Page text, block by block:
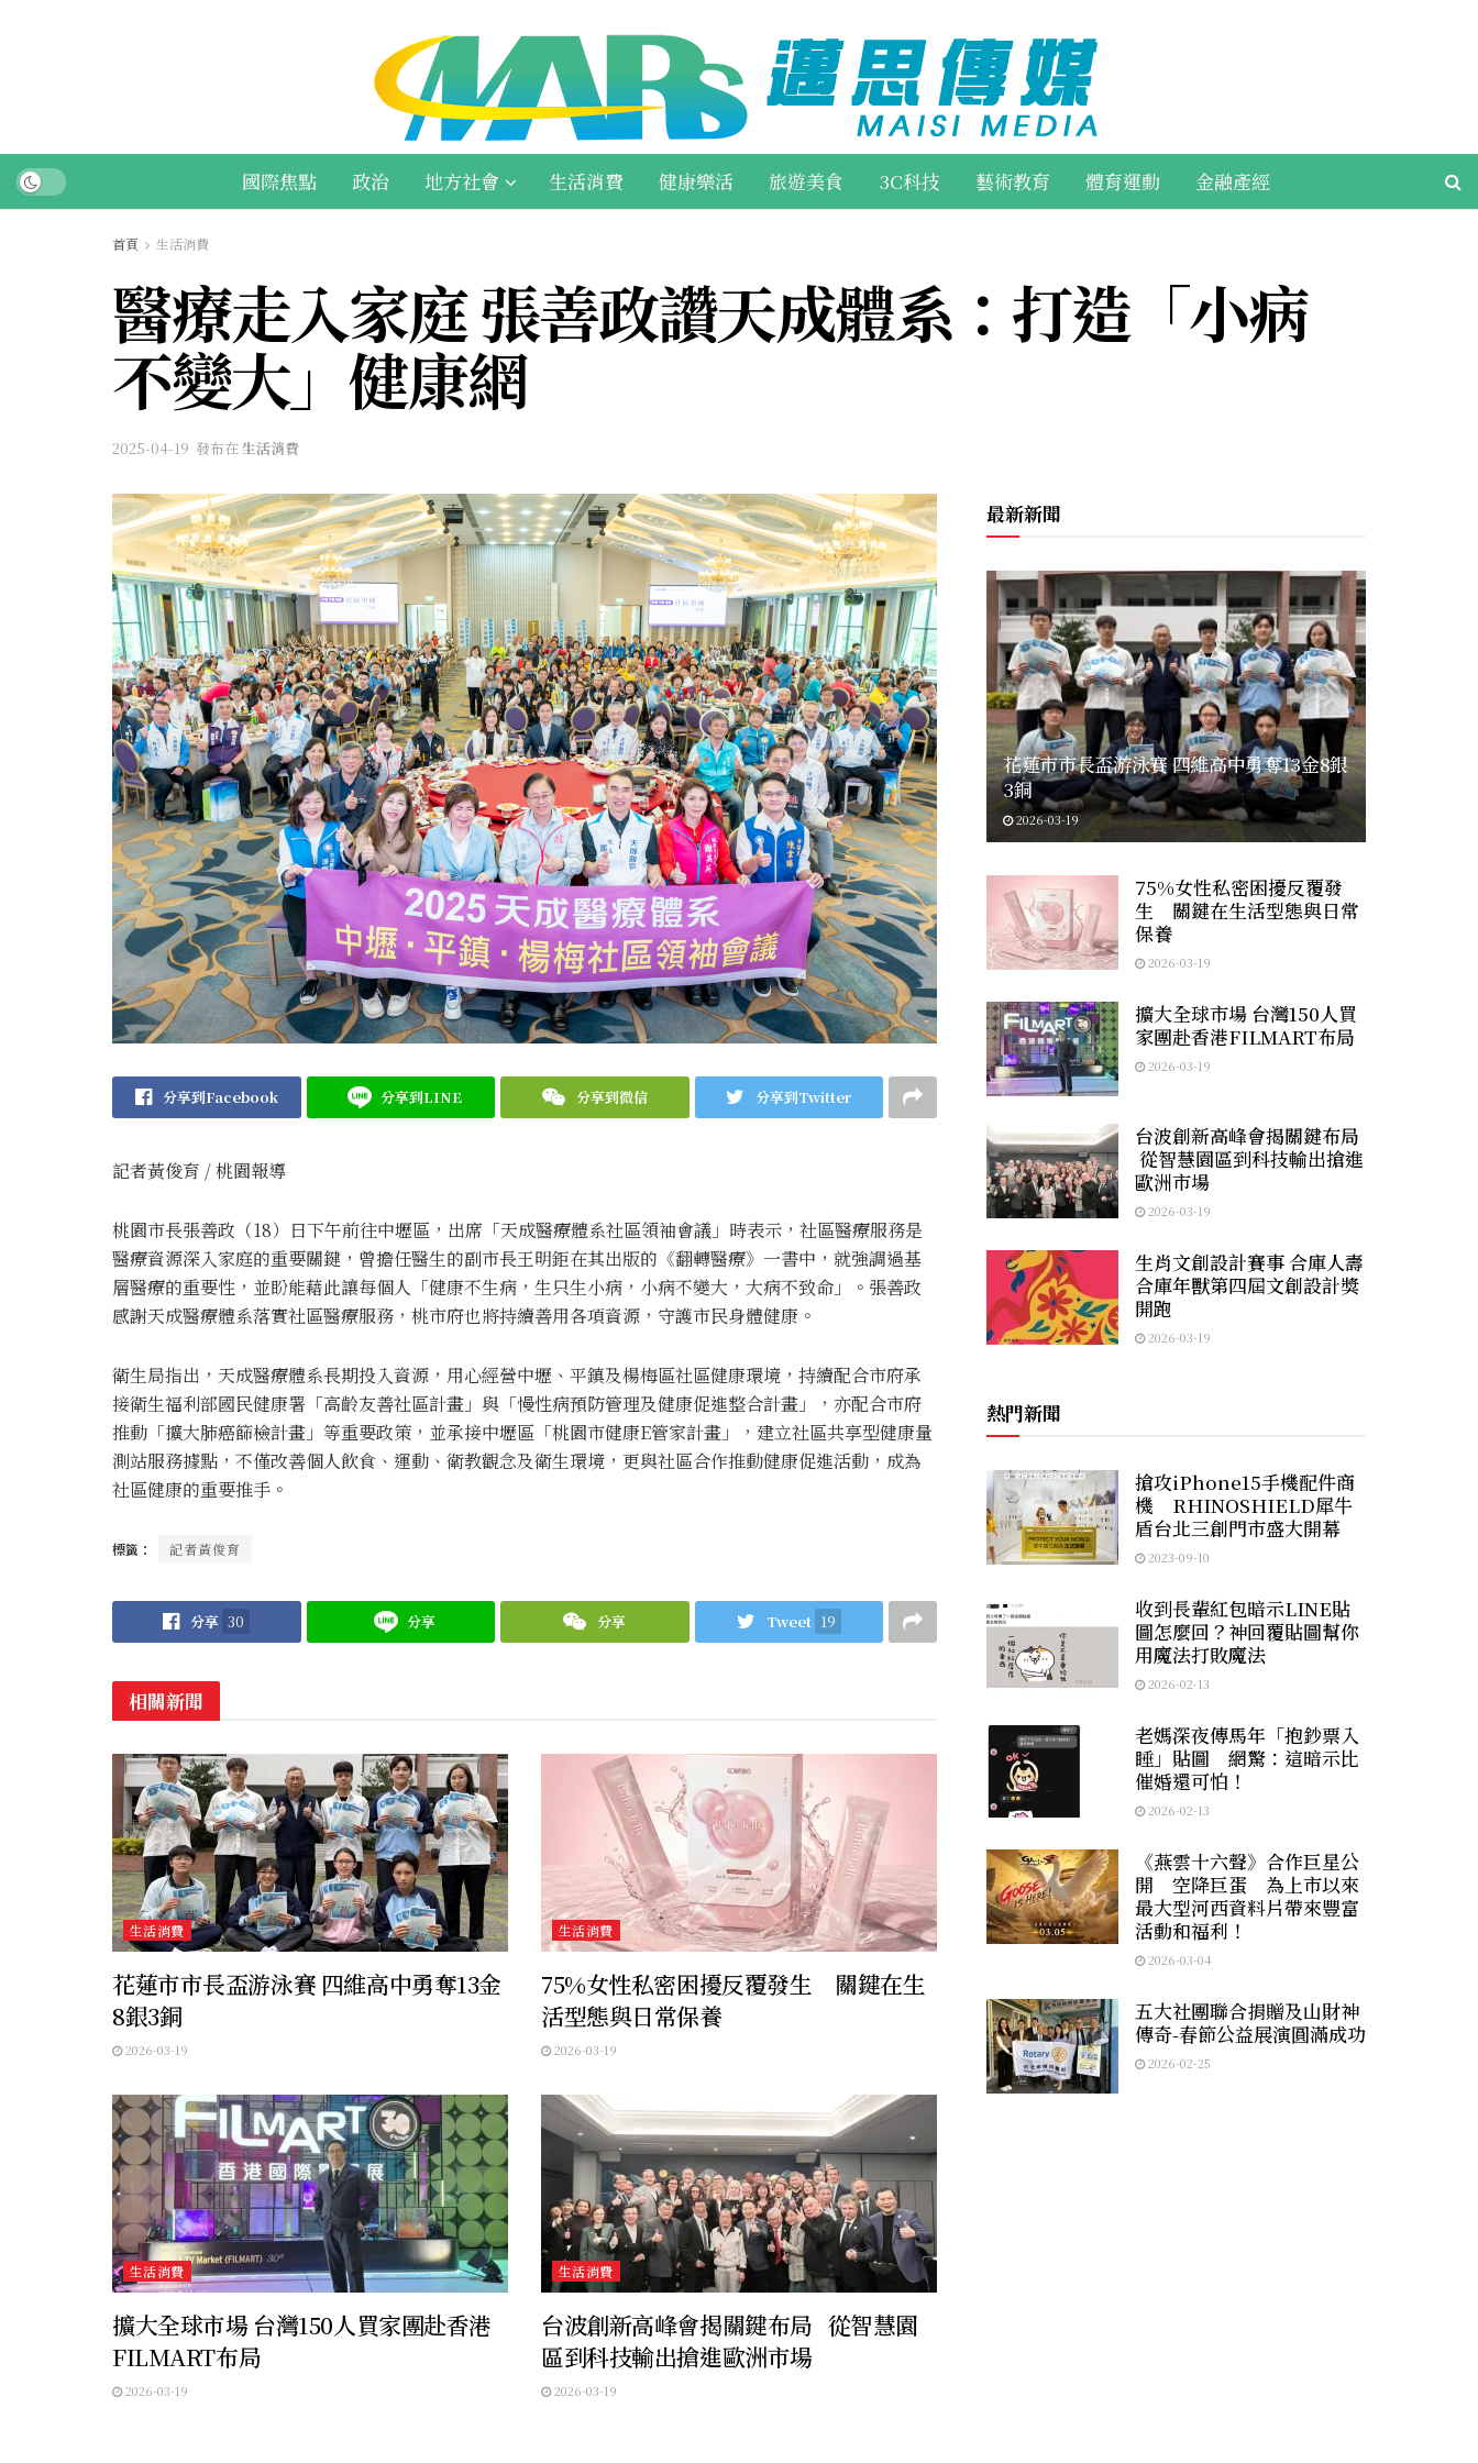
國際焦點 政治 地方社會 生活消費 健康樂活 旅遊美食 3C科技 藝術教育 體育運動 金融產經
首頁 生活消費
醫療走入家庭 張善政讚天成體系：打造「小病
不變大」健康網
2025-04-19 發布在生活消費
分享到Facebook 分享到LINE 分享到微信 分享到Twitter
記者黃俊育 / 桃園報導
桃園市長張善政（18）日下午前往中壢區，出席「天成醫療體系社區領袖會議」時表示，社區醫療服務是
醫療資源深入家庭的重要關鍵，曾擔任醫生的副市長王明鉅在其出版的《翻轉醫療》一書中，就強調過基
層醫療的重要性，並盼能藉此讓每個人「健康不生病，生只生小病，小病不變大，大病不致命」。張善政
感謝天成醫療體系落實社區醫療服務，桃市府也將持續善用各項資源，守護市民身體健康。
衛生局指出，天成醫療體系長期投入資源，用心經營中壢、平鎮及楊梅區社區健康環境，持續配合市府承
接衛生福利部國民健康署「高齡友善社區計畫」與「慢性病預防管理及健康促進整合計畫」，亦配合市府
推動「擴大肺癌篩檢計畫」等重要政策，並承接中壢區「桃園市健康E管家計畫」，建立社區共享型健康量
測站服務據點，不僅改善個人飲食、運動、衛教觀念及衛生環境，更與社區合作推動健康促進活動，成為
社區健康的重要推手。
標籤： 記者黃俊育
分享 30 分享 分享 Tweet 19
相關新聞
生活消費
花蓮市市長盃游泳賽 四維高中勇奪13金
8銀3銅
2026-03-19
生活消費
75%女性私密困擾反覆發生 關鍵在生
活型態與日常保養
2026-03-19
生活消費
擴大全球市場 台灣150人買家團赴香港
FILMART布局
2026-03-19
生活消費
台波創新高峰會揭關鍵布局 從智慧園
區到科技輸出搶進歐洲市場
2026-03-19
最新新聞
花蓮市市長盃游泳賽 四維高中勇奪13金8銀
3銅
2026-03-19
75%女性私密困擾反覆發
生 關鍵在生活型態與日常
保養
2026-03-19
擴大全球市場 台灣150人買
家團赴香港FILMART布局
2026-03-19
台波創新高峰會揭關鍵布局
從智慧園區到科技輸出搶進
歐洲市場
2026-03-19
生肖文創設計賽事 合庫人壽
合庫年獸第四屆文創設計獎
開跑
2026-03-19
熱門新聞
搶攻iPhone15手機配件商
機 RHINOSHIELD犀牛
盾台北三創門市盛大開幕
2023-09-10
收到長輩紅包暗示LINE貼
圖怎麼回？神回覆貼圖幫你
用魔法打敗魔法
2026-02-13
老媽深夜傳馬年「抱鈔票入
睡」貼圖 網驚：這暗示比
催婚還可怕！
2026-02-13
《燕雲十六聲》合作巨星公
開 空降巨蛋 為上市以來
最大型河西資料片帶來豐富
活動和福利！
2026-03-04
五大社團聯合捐贈及山財神
傳奇-春節公益展演圓滿成功
2026-02-25